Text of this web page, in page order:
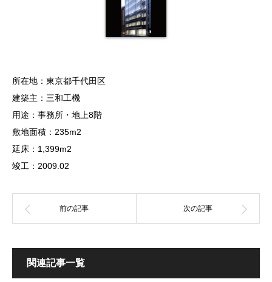
所在地：東京都千代田区
建築主：三和工機
用途：事務所・地上8階
敷地面積：235m2
延床：1,399m2
竣工：2009.02
関連記事一覧